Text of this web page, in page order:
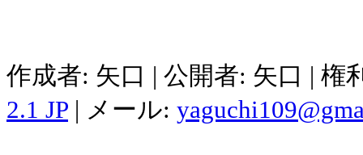
作成者: 矢口 | 公開者: 矢口 |
2.1 JP | メール: